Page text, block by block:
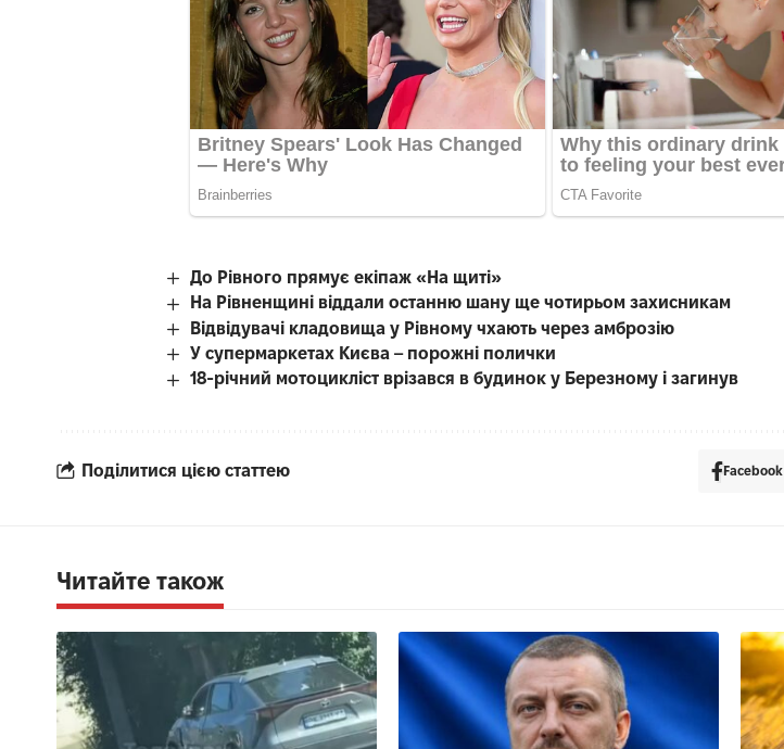
До Рівного прямує екіпаж «На щиті»
На Рівненщині віддали останню шану ще чотирьом захисникам
Відвідувачі кладовища у Рівному чхають через амброзію
У супермаркетах Києва – порожні полички
18-річний мотоцикліст врізався в будинок у Березному і загинув
Поділитися цією статтею Facebook
Читайте також